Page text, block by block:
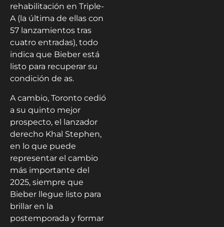
rehabilitación en Triple-
A (la última de ellas con
57 lanzamientos tras
cuatro entradas), todo
indica que Bieber está
listo para recuperar su
condición de as.
A cambio, Toronto cedió
a su quinto mejor
prospecto, el lanzador
derecho Khal Stephen,
en lo que puede
representar el cambio
más importante del
2025, siempre que
Bieber llegue listo para
brillar en la
postemporada y formar